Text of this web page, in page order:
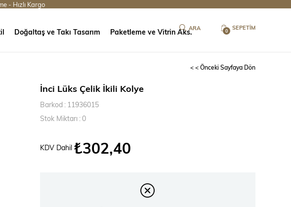
- Hızlı Kargo
SEPETIM
0
Doğaltaş ve Takı Tasarım Paketleme ve Vitrin Aks.
< < Önceki Sayfaya Dön
İnci Lüks Çelik İkili Kolye
Barkod : 11936015
Stok Miktarı :0
KDV Dahil ₺302,40